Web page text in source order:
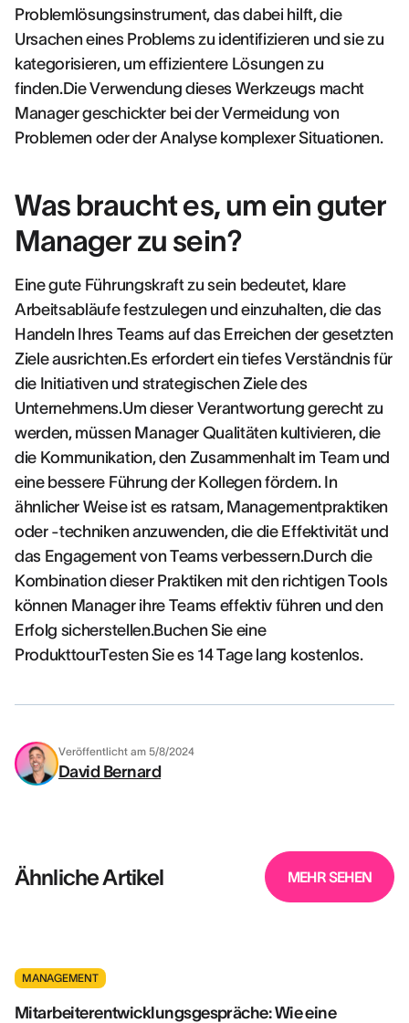
Problemlösungsinstrument, das dabei hilft, die
Ursachen eines Problems zu identifizieren und sie zu
kategorisieren, um effizientere Lösungen zu
finden.Die Verwendung dieses Werkzeugs macht
Manager geschickter bei der Vermeidung von
Problemen oder der Analyse komplexer Situationen.
Was braucht es, um ein guter
Manager zu sein?
Eine gute Führungskraft zu sein bedeutet, klare
Arbeitsabläufe festzulegen und einzuhalten, die das
Handeln Ihres Teams auf das Erreichen der gesetzten
Ziele ausrichten.Es erfordert ein tiefes Verständnis für
die Initiativen und strategischen Ziele des
Unternehmens.Um dieser Verantwortung gerecht zu
werden, müssen Manager Qualitäten kultivieren, die
die Kommunikation, den Zusammenhalt im Team und
eine bessere Führung der Kollegen fördern. In
ähnlicher Weise ist es ratsam, Managementpraktiken
oder -techniken anzuwenden, die die Effektivität und
das Engagement von Teams verbessern.Durch die
Kombination dieser Praktiken mit den richtigen Tools
können Manager ihre Teams effektiv führen und den
Erfolg sicherstellen.Buchen Sie eine
ProdukttourTesten Sie es 14 Tage lang kostenlos.
Veröffentlicht am 5/8/2024
David Bernard
Ähnliche Artikel MEHR SEHEN
MANAGEMENT
Mitarbeiterentwicklungsgespräche: Wie eine